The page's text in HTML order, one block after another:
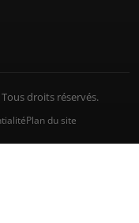
droits réservés.
Plan du site